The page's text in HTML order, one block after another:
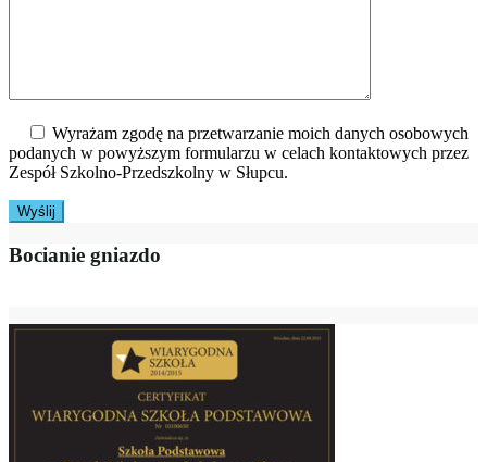
Wyrażam zgodę na przetwarzanie moich danych osobowych
podanych w powyższym formularzu w celach kontaktowych przez
Zespół Szkolno-Przedszkolny w Słupcu.
Bocianie gniazdo